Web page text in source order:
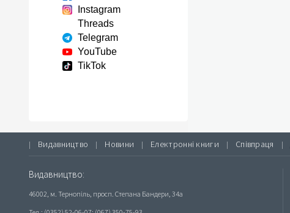
Instagram
Threads
Telegram
YouTube
TikTok
| Видавництво | Новини | Електронні книги | Співпраця |
Видавництво:
46002, м. Тернопіль, просп. Степана Бандери, 34а